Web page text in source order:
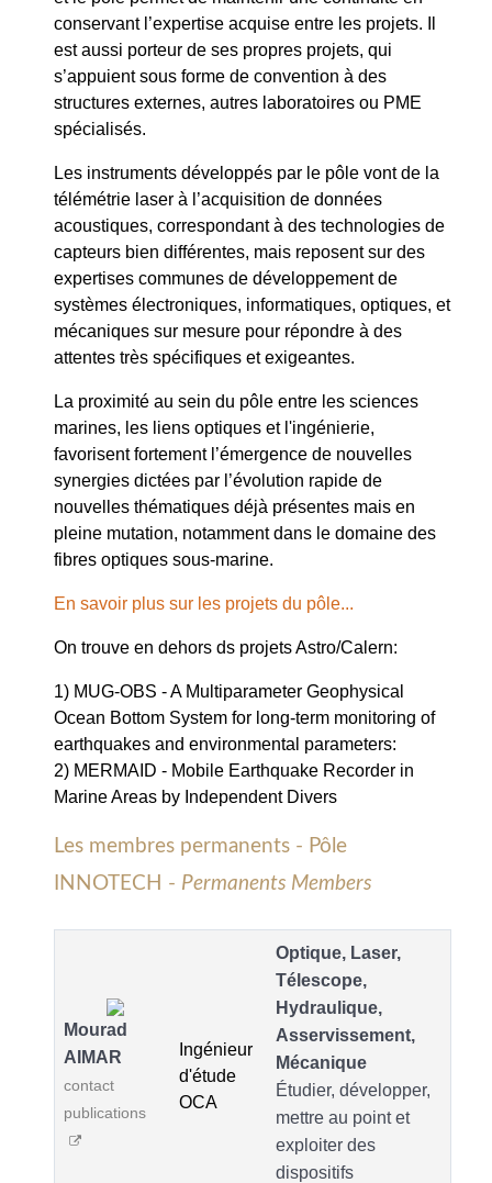
conservant l’expertise acquise entre les projets. Il
est aussi porteur de ses propres projets, qui
s’appuient sous forme de convention à des
structures externes, autres laboratoires ou PME
spécialisés.
Les instruments développés par le pôle vont de la
télémétrie laser à l’acquisition de données
acoustiques, correspondant à des technologies de
capteurs bien différentes, mais reposent sur des
expertises communes de développement de
systèmes électroniques, informatiques, optiques, et
mécaniques sur mesure pour répondre à des
attentes très spécifiques et exigeantes.
La proximité au sein du pôle entre les sciences
marines, les liens optiques et l'ingénierie,
favorisent fortement l’émergence de nouvelles
synergies dictées par l’évolution rapide de
nouvelles thématiques déjà présentes mais en
pleine mutation, notamment dans le domaine des
fibres optiques sous-marine.
En savoir plus sur les projets du pôle...
On trouve en dehors ds projets Astro/Calern:
1) MUG-OBS - A Multiparameter Geophysical
Ocean Bottom System for long-term monitoring of
earthquakes and environmental parameters:
2) MERMAID - Mobile Earthquake Recorder in
Marine Areas by Independent Divers
Les membres permanents - Pôle
INNOTECH - Permanents Members
Mourad
AIMAR
contact
publications
Ingénieur
d'étude
OCA
Optique, Laser,
Télescope,
Hydraulique,
Asservissement,
Mécanique
Étudier, développer,
mettre au point et
exploiter des
dispositifs